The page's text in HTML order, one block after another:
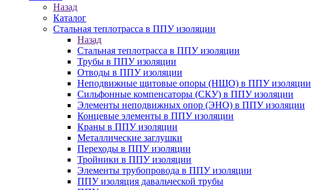
Назад
Каталог
Стальная теплотрасса в ППУ изоляции
Назад
Стальная теплотрасса в ППУ изоляции
Трубы в ППУ изоляции
Отводы в ППУ изоляции
Неподвижные щитовые опоры (НЩО) в ППУ изоляции
Cильфонные компенсаторы (СКУ) в ППУ изоляции
Элементы неподвижных опор (ЭНО) в ППУ изоляции
Концевые элементы в ППУ изоляции
Краны в ППУ изоляции
Металлические заглушки
Переходы в ППУ изоляции
Тройники в ППУ изоляции
Элементы трубопровода в ППУ изоляции
ППУ изоляция давальческой трубы